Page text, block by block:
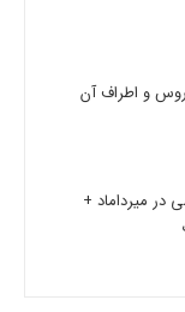
و اطراف آن
میرداماد +